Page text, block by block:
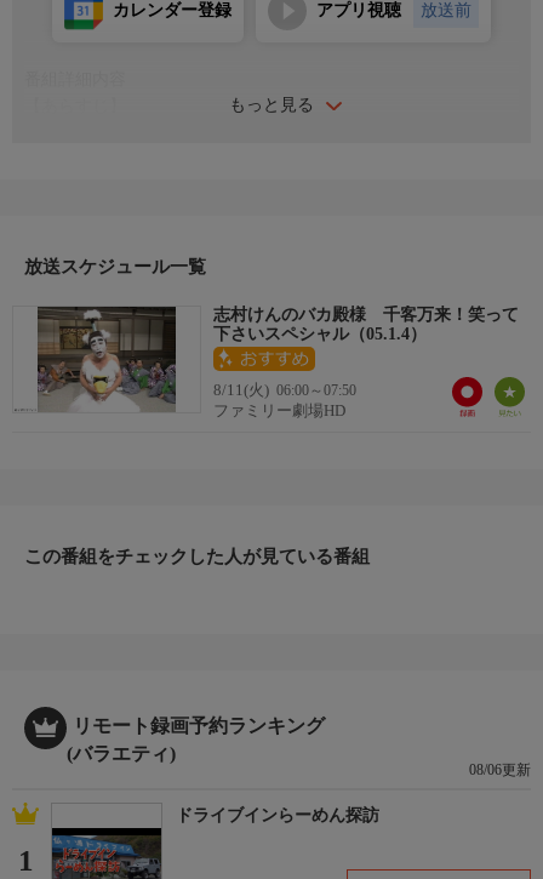
もっと見る
カレンダー登録 アプリ視聴 放送前
-
【出演】：志村けん、桑野信義、ダチョウ倶楽部、川村ひかる、
ＭＥＧＵＭＩ、堀越のり、安めぐみ、若槻千夏、くまきりあさ
美、山田千鶴、瀬戸早妃、大城美和、小森未来、小松世奈、はぜ
き信一 【ゲスト】根本はるみ、小林恵美、河辺瞳、秦礼子、松
2005年初放送
放送スケジュール一覧
志村けんのバカ殿様 千客万来！笑って
下さいスペシャル（05.1.4）
8/11(火) 06:00～07:50
ファミリー劇場HD
この番組をチェックした人が見ている番組
リモート録画予約ランキング
(バラエティ)
08/06更新
1
ドライブインらーめん探訪